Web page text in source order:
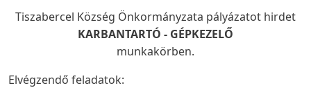
Tiszabercel Község Önkormányzata pályázatot hirdet
KARBANTARTÓ - GÉPKEZELŐ
munkakörben.
Elvégzendő feladatok: